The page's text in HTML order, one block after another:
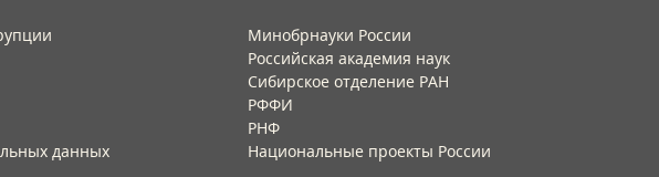
данных​
Минобрнауки России
Российская академия наук
Сибирское отделение РАН
РФФИ
РНФ
Национальные проекты России